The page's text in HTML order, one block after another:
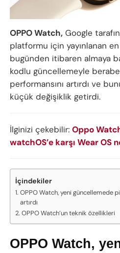
OPPO Watch, Google
platformu için yayınlanan
bugünden itibaren almaya
kodlu güncellemeyle
performansını artırdı ve
küçük değişiklik getirdi.
İlginizi çekebilir: Oppo
watchOS’e karşı Wear OS
İçindekiler
OPPO Watch, yeni güncellemede
artırdı
OPPO Watch’un teknik özellikleri
OPPO Watch,